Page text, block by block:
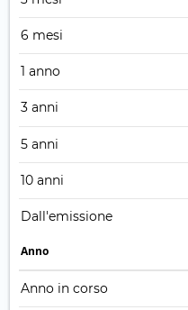
6 mesi
1 anno
3 anni
5 anni
10 anni
Dall'emissione
Anno
Anno in corso